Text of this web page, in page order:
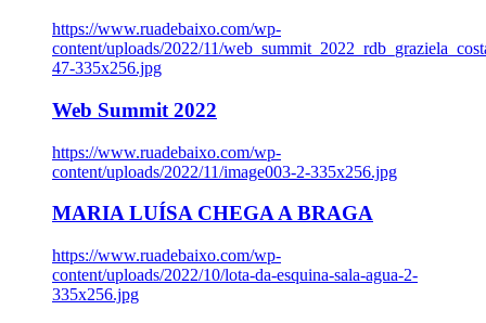
https://www.ruadebaixo.com/wp-
content/uploads/2022/11/
47-335x256.jpg
Web Summit 2022
https://www.ruadebaixo.com/wp-
content/uploads/2022/11/image003-2-335x256.jpg
MARIA LUÍSA CHEGA A BRAGA
https://www.ruadebaixo.com/wp-
content/uploads/2022/10/lota-da-esquina-sala-agua-2-
335x256.jpg